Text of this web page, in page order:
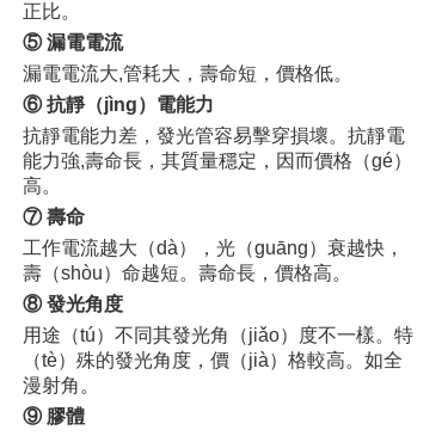
正比。
⑤ 漏電電流
漏電電流大,管耗大，壽命短，價格低。
⑥ 抗靜（jìng）電能力
抗靜電能力差，發光管容易擊穿損壞。抗靜電
能力強,壽命長，其質量穩定，因而價格（gé）
高。
⑦ 壽命
工作電流越大（dà），光（guāng）衰越快，
壽（shòu）命越短。壽命長，價格高。
⑧ 發光角度
用途（tú）不同其發光角（jiǎo）度不一樣。特
（tè）殊的發光角度，價（jià）格較高。如全
漫射角。
⑨ 膠體